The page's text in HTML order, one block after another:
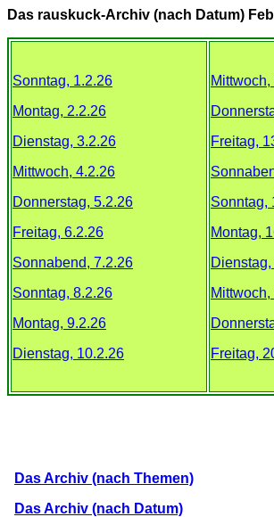
Das rauskuck-Archiv (nach Datum)
Sonntag, 1.2.26
Montag, 2.2.26
Dienstag, 3.2.26
Mittwoch, 4.2.26
Donnerstag, 5.2.26
Freitag, 6.2.26
Sonnabend, 7.2.26
Sonntag, 8.2.26
Montag, 9.2.26
Dienstag, 10.2.26
Mittwoch,
Freitag,
Sonntag,
Montag,
Freitag,
Das Archiv (nach Themen)
Das Archiv (nach Datum)